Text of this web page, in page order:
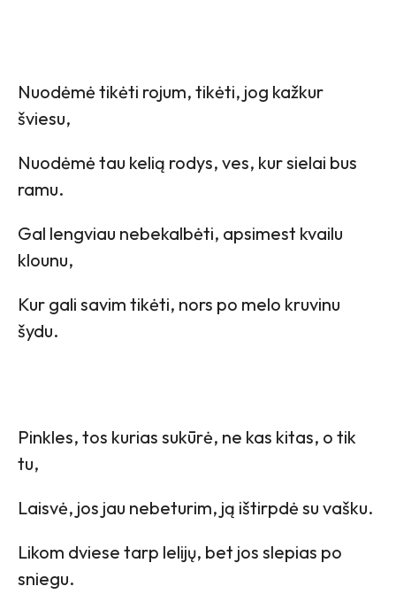
Nuodėmė tikėti rojum, tikėti, jog kažkur
šviesu,
Nuodėmė tau kelią rodys, ves, kur sielai bus
ramu.
Gal lengviau nebekalbėti, apsimest kvailu
klounu,
Kur gali savim tikėti, nors po melo kruvinu
šydu.
Pinkles, tos kurias sukūrė, ne kas kitas, o tik
tu,
Laisvė, jos jau nebeturim, ją ištirpdė su vašku.
Likom dviese tarp lelijų, bet jos slepias po
sniegu.